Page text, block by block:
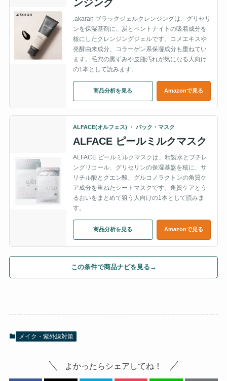
ンジング
.akaran ブラックジェルクレンジングは、グリセリ
ンを保湿基剤に、炭とベントナイトの吸着成分を
核にしたクレンジングジェルです。コメエキスや
発酵由来成分、コラーゲン系保湿成分も重ねてい
ます。毛穴の黒ずみや皮脂汚れが気になる人向け
の1本として読みます。
商品分析を見る Amazonで見る
ALFACE(オルフェス) ・ パック・マスク
ALFACE ピールミルクマスク
ALFACE ピールミルクマスクは、精製水とブチレ
ングリコール、グリセリンの保湿基盤を核に、サ
リチル酸とクエン酸、グルコノラクトンの角質ケ
ア成分を重ねたシートマスクです。角質ケアとう
るおいをまとめて狙う人向けの1本として読みま
す。
商品分析を見る Amazonで見る
この条件で商品ナビを見る →
メイク・紫外線対策
よかったらシェアしてね！